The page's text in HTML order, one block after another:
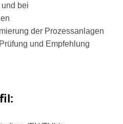
bei
der Prozessanlagen
und Empfehlung